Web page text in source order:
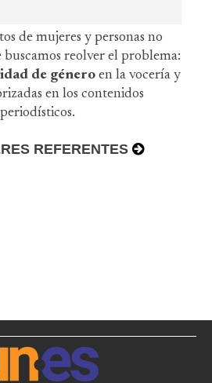
de mujeres y personas no
buscamos reolver el problema:
de género en la vocería y
en los contenidos
periodísticos.
REFERENTES